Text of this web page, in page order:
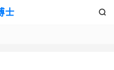
士 